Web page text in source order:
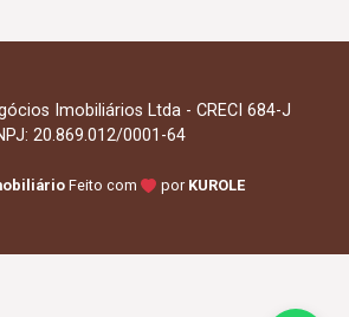
Imobiliários Ltda - CRECI 684-J
20.869.012/0001-64
Feito com por KUROLE